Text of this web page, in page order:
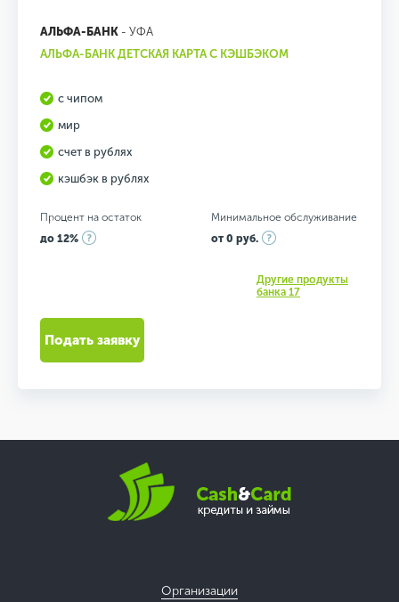
АЛЬФА-БАНК - УФА
АЛЬФА-БАНК ДЕТСКАЯ КАРТА С КЭШБЭКОМ
с чипом
мир
счет в рублях
кэшбэк в рублях
Процент на остаток
до 12%
Минимальное обслуживание
от 0 руб.
Другие продукты
банка 17
Подать заявку
Организации